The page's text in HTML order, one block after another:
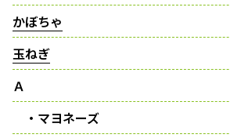
かぼちゃ
玉ねぎ
Ａ
・マヨネーズ